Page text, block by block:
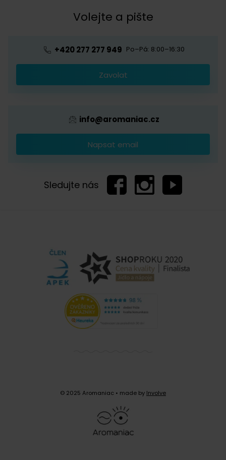
Ochrana osobních údajů
Provizní systém
Kávová akademieVolejte a pište
+420 277 277 949 Po–Pá: 8:00–16:30
Zavolat
info@aromaniac.cz
Napsat email
Sledujte nás
© 2025 Aromaniac • made by Involve